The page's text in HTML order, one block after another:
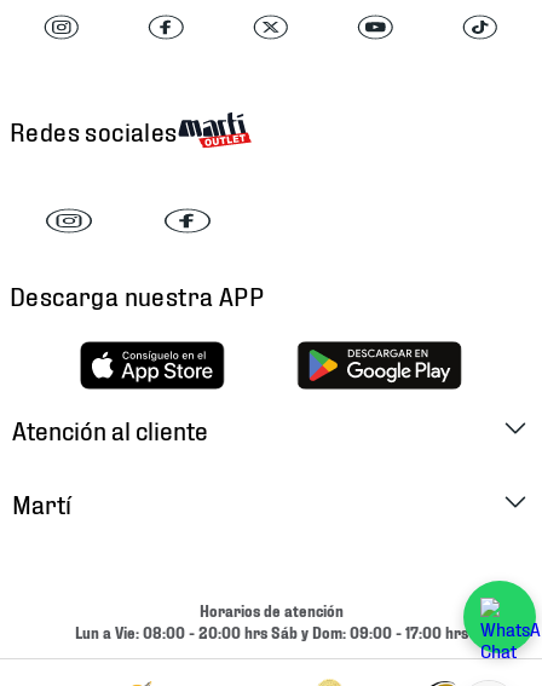
Redes sociales
Descarga nuestra APP
Atención al cliente
Cambios y Devoluciones
Martí
Horarios de atención
Lun a Vie: 08:00 - 20:00 hrs Sáb y Dom: 09:00 - 17:00 hrs